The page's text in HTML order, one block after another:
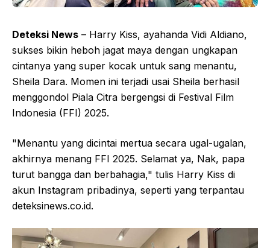
Deteksi News – Harry Kiss, ayahanda Vidi Aldiano,
sukses bikin heboh jagat maya dengan ungkapan
cintanya yang super kocak untuk sang menantu,
Sheila Dara. Momen ini terjadi usai Sheila berhasil
menggondol Piala Citra bergengsi di Festival Film
Indonesia (FFI) 2025.
"Menantu yang dicintai mertua secara ugal-ugalan,
akhirnya menang FFI 2025. Selamat ya, Nak, papa
turut bangga dan berbahagia," tulis Harry Kiss di
akun Instagram pribadinya, seperti yang terpantau
deteksinews.co.id.